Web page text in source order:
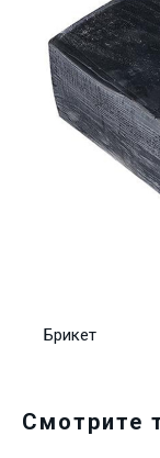
Брикет
Смотрите